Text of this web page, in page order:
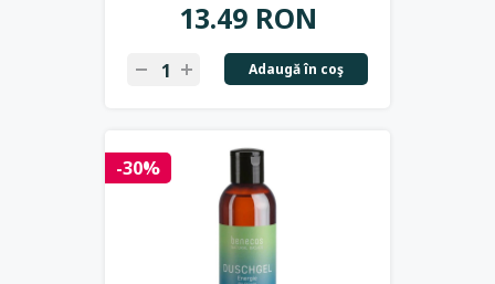
13.49 RON
Adaugă în coş
-30%